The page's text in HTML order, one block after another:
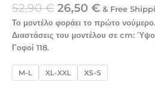
52,90€ 26,50 € & Free
Το μοντέλο φοράει το πρώτο νούμερο.
Διαστάσεις του μοντέλου σε cm:
Γοφοί 118.
M-L XL-XXL XS-S